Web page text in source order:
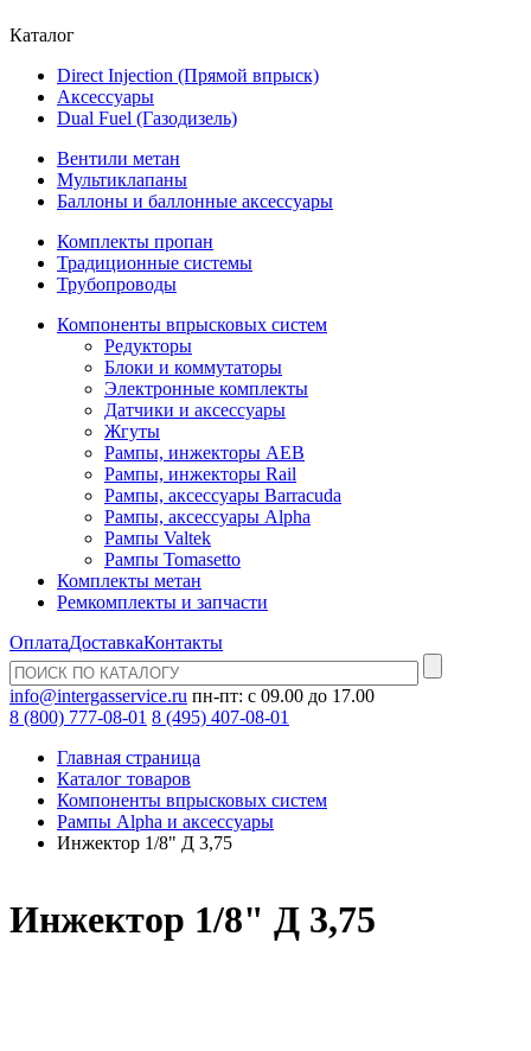
Каталог
Direct Injection (Прямой впрыск)
Аксессуары
Dual Fuel (Газодизель)
Вентили метан
Мультиклапаны
Баллоны и баллонные аксессуары
Комплекты пропан
Традиционные системы
Трубопроводы
Компоненты впрысковых систем
Редукторы
Блоки и коммутаторы
Электронные комплекты
Датчики и аксессуары
Жгуты
Рампы, инжекторы AEB
Рампы, инжекторы Rail
Рампы, аксессуары Barracuda
Рампы, аксессуары Alpha
Рампы Valtek
Рампы Tomasetto
Комплекты метан
Ремкомплекты и запчасти
ОплатаДоставкаКонтакты
info@intergasservice.ru пн-пт: с 09.00 до 17.00
8 (800) 777-08-01 8 (495) 407-08-01
Главная страница
Каталог товаров
Компоненты впрысковых систем
Рампы Alpha и аксессуары
Инжектор 1/8" Д 3,75
Инжектор 1/8" Д 3,75